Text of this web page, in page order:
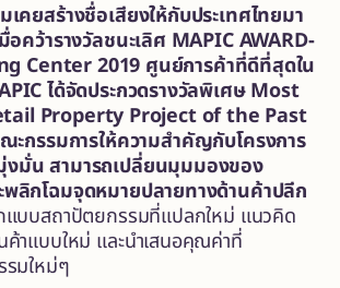
คยสร้างชื่อเสียงให้กับประเทศไทยมา
อคว้ารางวัลชนะเลิศ MAPIC AWARD-
Center 2019 ศูนย์การค้าที่ดีที่สุดใน
ได้จัดประกวดรางวัลพิเศษ Most
Property Project of the Past
ะกรรมการให้ความสำคัญกับโครงการ
มั่น สามารถเปลี่ยนมุมมองของ
ลิกโฉมจุดหมายปลายทางด้านค้าปลีก
แบบสถาปัตยกรรมที่แปลกใหม่ แนวคิด
าแบบใหม่ และนำเสนอคุณค่าที่
รมใหม่ๆ